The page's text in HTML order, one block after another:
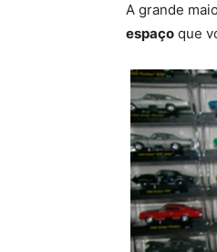
A grande
espaço que